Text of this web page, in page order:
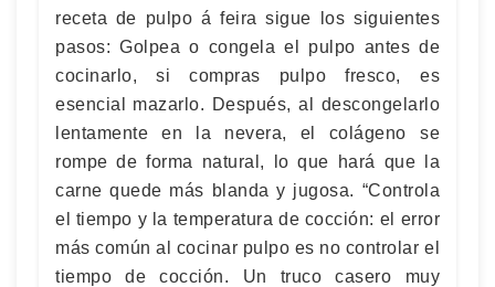
receta de pulpo á feira sigue los siguientes
pasos: Golpea o congela el pulpo antes de
cocinarlo, si compras pulpo fresco, es
esencial mazarlo. Después, al descongelarlo
lentamente en la nevera, el colágeno se
rompe de forma natural, lo que hará que la
carne quede más blanda y jugosa. “Controla
el tiempo y la temperatura de cocción: el error
más común al cocinar pulpo es no controlar el
tiempo de cocción. Un truco casero muy